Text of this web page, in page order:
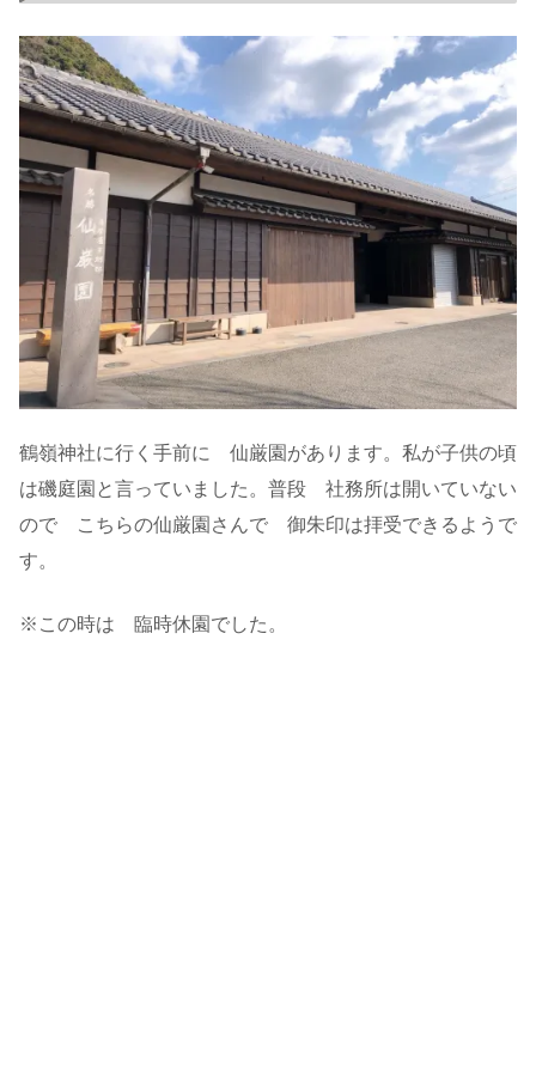
鶴嶺神社に行く手前に 仙厳園があります。私が子供の頃
は磯庭園と言っていました。普段 社務所は開いていない
ので こちらの仙厳園さんで 御朱印は拝受できるようで
す。
※この時は 臨時休園でした。